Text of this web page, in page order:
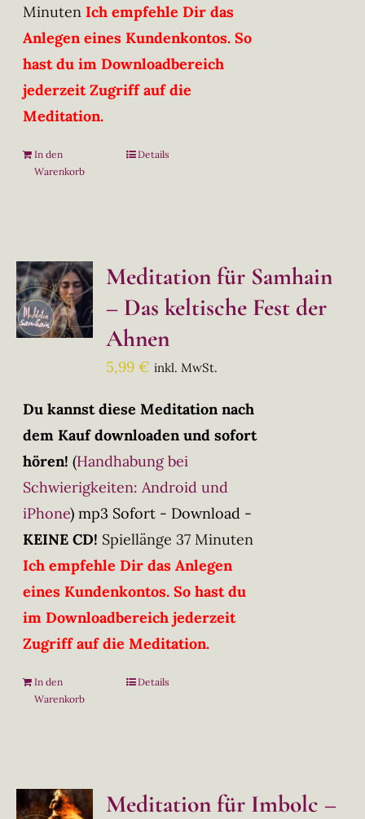
Minuten Ich empfehle Dir das
Anlegen eines Kundenkontos. So
hast du im Downloadbereich
jederzeit Zugriff auf die
Meditation.
In den
Warenkorb
Details
Meditation für Samhain
– Das keltische Fest der
Ahnen
5,99€ inkl. MwSt.
Du kannst diese Meditation nach
dem Kauf downloaden und sofort
hören! (Handhabung bei
Schwierigkeiten: Android und
iPhone) mp3 Sofort - Download -
KEINE CD! Spiellänge 37 Minuten
Ich empfehle Dir das Anlegen
eines Kundenkontos. So hast du
im Downloadbereich jederzeit
Zugriff auf die Meditation.
In den
Warenkorb
Details
Meditation für Imbolc –